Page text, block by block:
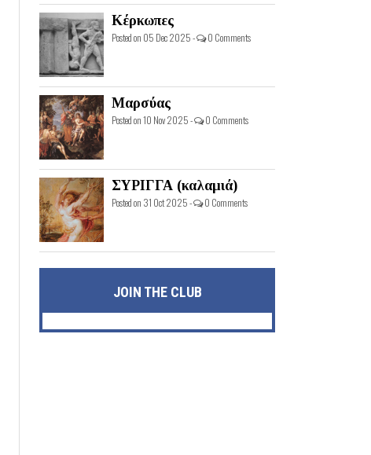
Κέρκωπες
Posted on 05 Dec 2025 - 0 Comments
Μαρσύας
Posted on 10 Nov 2025 - 0 Comments
ΣΥΡΙΓΓΑ (καλαμιά)
Posted on 31 Oct 2025 - 0 Comments
JOIN THE CLUB